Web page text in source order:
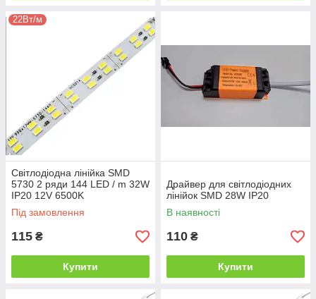
22Вт/м
Світлодіодна лінійка SMD
5730 2 ряди 144 LED / m 32W
IP20 12V 6500K
Під замовлення
115 ₴
Купити
Драйвер для світлодіодних
лінійок SMD 28W IP20
В наявності
110 ₴
Купити